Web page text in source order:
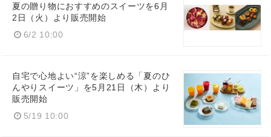
夏の贈り物におすすめのスイーツを6月
2日（火）より販売開始
6/2 10:00
自宅で心地よい“涼”を楽しめる「夏のひ
んやりスイーツ」を5月21日（木）より
販売開始
5/19 10:00